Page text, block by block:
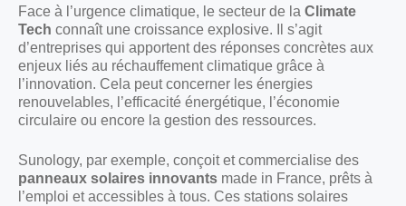
Face à l’urgence climatique, le secteur de la Climate
Tech connaît une croissance explosive. Il s’agit
d’entreprises qui apportent des réponses concrètes aux
enjeux liés au réchauffement climatique grâce à
l’innovation. Cela peut concerner les énergies
renouvelables, l’efficacité énergétique, l’économie
circulaire ou encore la gestion des ressources.
Sunology, par exemple, conçoit et commercialise des
panneaux solaires innovants made in France, prêts à
l’emploi et accessibles à tous. Ces stations solaires